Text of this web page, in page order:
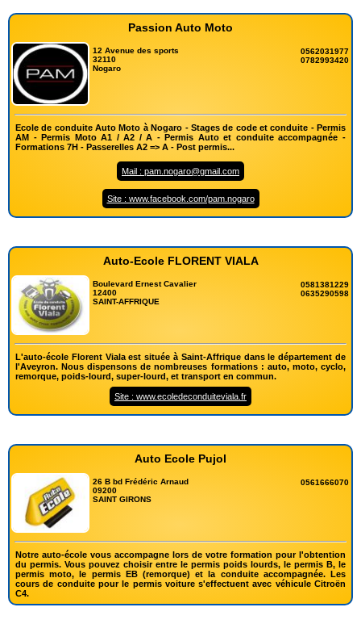
Passion Auto Moto
12 Avenue des sports
32110
Nogaro
0562031977
0782993420
Ecole de conduite Auto Moto à Nogaro - Stages de code et conduite - Permis
AM - Permis Moto A1 / A2 / A - Permis Auto et conduite accompagnée -
Formations 7H - Passerelles A2 => A - Post permis...
Mail : pam.nogaro@gmail.com
Site : www.facebook.com/pam.nogaro
Auto-Ecole FLORENT VIALA
Boulevard Ernest Cavalier
12400
SAINT-AFFRIQUE
0581381229
0635290598
L'auto-école Florent Viala est située à Saint-Affrique dans le département de
l'Aveyron. Nous dispensons de nombreuses formations : auto, moto, cyclo,
remorque, poids-lourd, super-lourd, et transport en commun.
Site : www.ecoledeconduiteviala.fr
Auto Ecole Pujol
26 B bd Frédéric Arnaud
09200
SAINT GIRONS
0561666070
Notre auto-école vous accompagne lors de votre formation pour l'obtention
du permis. Vous pouvez choisir entre le permis poids lourds, le permis B, le
permis moto, le permis EB (remorque) et la conduite accompagnée. Les
cours de conduite pour le permis voiture s'effectuent avec véhicule Citroën
C4.